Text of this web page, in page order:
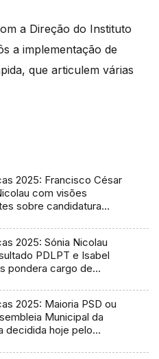
a Direção do Instituto
a implementação de
que articulem várias
2025: Francisco César
com visões
sobre candidatura
2025: Sónia Nicolau
PDLPT e Isabel
pondera cargo de
2025: Maioria PSD ou
Municipal da
decidida hoje pelo